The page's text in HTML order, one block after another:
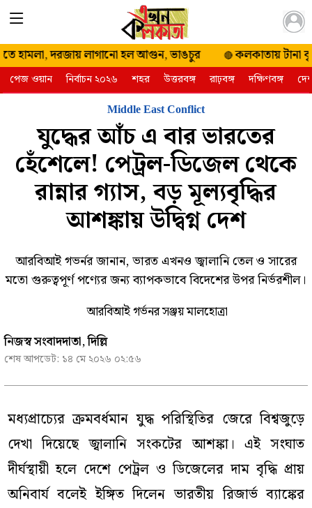
২০ শ্রাবণ
১৪৩৩ বুধবার |
৫ আগস্ট ২০২৬
হামলা, দরজায় লাগানো হল আগুন, ভাঙচুর কলকাতায় টানা
পেজ ওয়ান নির্বাচন ২০২৬ শহর উত্তরবঙ্গ রাঢ়বঙ্গ দক্ষিণবঙ্গ
Middle East Conflict
যুদ্ধের আঁচ এ বার ভারতের
হেঁশেলে! পেট্রল-ডিজেল থেকে
রান্নার গ্যাস, বড় মূল্যবৃদ্ধির
আশঙ্কায় উদ্বিগ্ন দেশ
আরবিআই গভর্নর জানান, ভারত এখনও জ্বালানি তেল ও সারের
মতো গুরুত্বপূর্ণ পণ্যের জন্য ব্যাপকভাবে বিদেশের উপর নির্ভরশীল।
আরবিআই গর্ভনর সঞ্জয় মালহোত্রা
নিজস্ব সংবাদদাতা, দিল্লি
শেষ আপডেট: ১৪ মে ২০২৬ ০২:৫৬
মধ্যপ্রাচ্যের ক্রমবর্ধমান যুদ্ধ পরিস্থিতির জেরে বিশ্বজুড়ে
দেখা দিয়েছে জ্বালানি সংকটের আশঙ্কা। এই সংঘাত
দীর্ঘস্থায়ী হলে দেশে পেট্রল ও ডিজেলের দাম বৃদ্ধি প্রায়
অনিবার্য বলেই ইঙ্গিত দিলেন ভারতীয় রিজার্ভ ব্যাঙ্কের